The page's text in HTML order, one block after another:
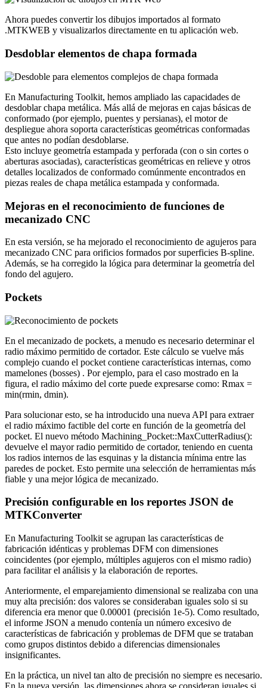
Ahora puedes convertir los dibujos importados al formato
.MTKWEB y visualizarlos directamente en tu aplicación web.
Desdoblar elementos de chapa formada
En Manufacturing Toolkit, hemos ampliado las capacidades de
desdoblar chapa metálica. Más allá de mejoras en cajas básicas de
conformado (por ejemplo, puentes y persianas), el motor de
despliegue ahora soporta características geométricas conformadas
que antes no podían desdoblarse.
Esto incluye geometría estampada y perforada (con o sin cortes o
aberturas asociadas), características geométricas en relieve y otros
detalles localizados de conformado comúnmente encontrados en
piezas reales de chapa metálica estampada y conformada.
Mejoras en el reconocimiento de funciones de
mecanizado CNC
En esta versión, se ha mejorado el reconocimiento de agujeros para
mecanizado CNC para orificios formados por superficies B-spline.
Además, se ha corregido la lógica para determinar la geometría del
fondo del agujero.
Pockets
En el mecanizado de pockets, a menudo es necesario determinar el
radio máximo permitido de cortador. Este cálculo se vuelve más
complejo cuando el pocket contiene características internas, como
mamelones (bosses) . Por ejemplo, para el caso mostrado en la
figura, el radio máximo del corte puede expresarse como: Rmax =
min(rmin, dmin).
Para solucionar esto, se ha introducido una nueva API para extraer
el radio máximo factible del corte en función de la geometría del
pocket. El nuevo método Machining_Pocket::MaxCutterRadius():
devuelve el mayor radio permitido de cortador, teniendo en cuenta
los radios internos de las esquinas y la distancia mínima entre las
paredes de pocket. Esto permite una selección de herramientas más
fiable y una mejor lógica de mecanizado.
Precisión configurable en los reportes JSON de
MTKConverter
En Manufacturing Toolkit se agrupan las características de
fabricación idénticas y problemas DFM con dimensiones
coincidentes (por ejemplo, múltiples agujeros con el mismo radio)
para facilitar el análisis y la elaboración de reportes.
Anteriormente, el emparejamiento dimensional se realizaba con una
muy alta precisión: dos valores se consideraban iguales solo si su
diferencia era menor que 0.00001 (precisión 1e-5). Como resultado,
el informe JSON a menudo contenía un número excesivo de
características de fabricación y problemas de DFM que se trataban
como grupos distintos debido a diferencias dimensionales
insignificantes.
En la práctica, un nivel tan alto de precisión no siempre es necesario.